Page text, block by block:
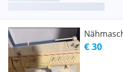
€ 30